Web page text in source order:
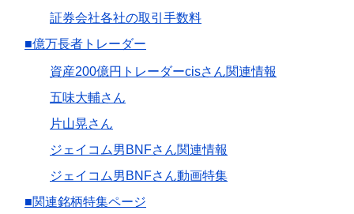
証券会社各社の取引手数料
■億万長者トレーダー
資産200億円トレーダーcisさん関連情報
五味大輔さん
片山晃さん
ジェイコム男BNFさん関連情報
ジェイコム男BNFさん動画特集
■関連銘柄特集ページ